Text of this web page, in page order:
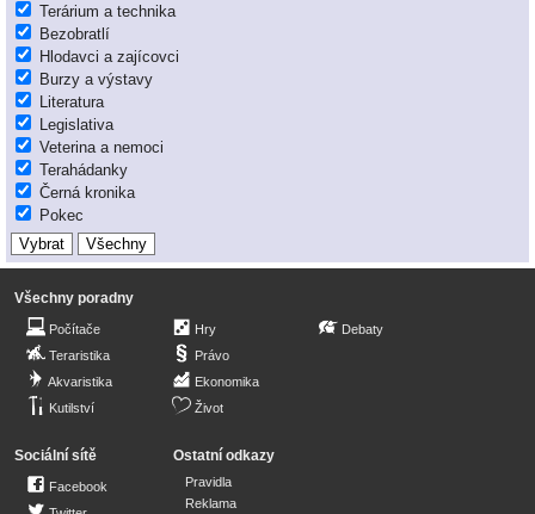
Terárium a technika
Bezobratlí
Hlodavci a zajícovci
Burzy a výstavy
Literatura
Legislativa
Veterina a nemoci
Terahádanky
Černá kronika
Pokec
Všechny poradny
Počítače
Teraristika
Akvaristika
Kutilství
Hry
Právo
Ekonomika
Život
Debaty
Sociální sítě
Facebook
Ostatní odkazy
Pravidla
Reklama